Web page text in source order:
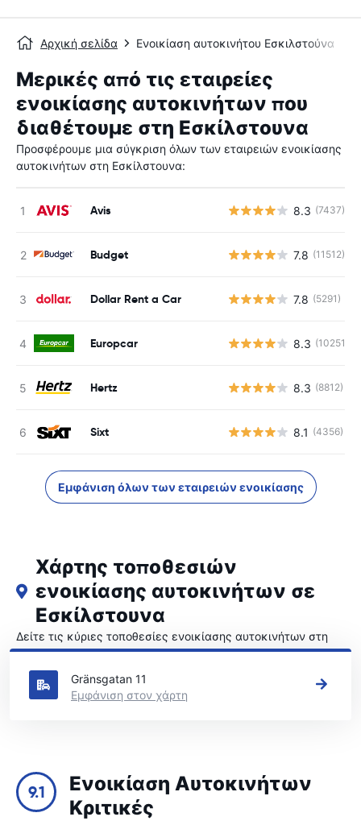
Αρχική σελίδα Ενοικίαση αυτοκινήτου Εσκιλστούνα
Μερικές από τις εταιρείες
ενοικίασης αυτοκινήτων που
διαθέτουμε στη Εσκίλστουνα
Προσφέρουμε μια σύγκριση όλων των εταιρειών ενοικίασης
αυτοκινήτων στη Εσκίλστουνα:
Avis 8.3 (7437)
Budget 7.8 (11512)
Dollar Rent a Car 7.8 (5291)
Europcar 8.3 (10251)
Hertz 8.3 (8812)
Sixt 8.1 (4356)
Εμφάνιση όλων των εταιρειών ενοικίασης
Χάρτης τοποθεσιών
ενοικίασης αυτοκινήτων σε
Εσκίλστουνα
Δείτε τις κύριες τοποθεσίες ενοικίασης αυτοκινήτων στη
Εσκίλστουνα
Gränsgatan 11
Εμφάνιση στον χάρτη
9.1
Ενοικίαση Αυτοκινήτων
Κριτικές